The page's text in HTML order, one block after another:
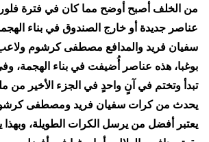
من الخلف أصبح أوضح مما كان في فترة
عناصر جديدة أو خارج الصندوق في بناء
سفيان فريد والمدافع مصطفى كرشوم
بوغبا، هذه عناصر أُضيفت في بناء الهجمة،
تبدأ وتختم في آنٍ واحدٍ في الجزء الأخير من
يحدث من كرات سفيان فريد ومصطفى كرشوم
يعتبر أفضل من يرسل الكرات الطويلة،